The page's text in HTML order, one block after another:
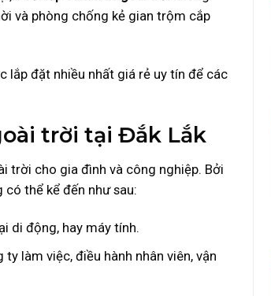
và phòng chống kẻ gian trộm cắp
lắp đặt nhiều nhất giá rẻ uy tín để các
trời tại Đắk Lắk
trời cho gia đình và công nghiệp. Bởi
thể kể đến như sau:
di động, hay máy tính.
làm việc, điều hành nhân viên, vận